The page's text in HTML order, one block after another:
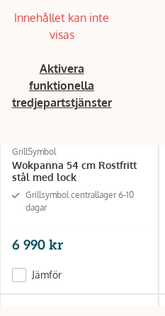
Innehållet kan inte
visas
Aktivera
funktionella
tredjepartstjänster
GrillSymbol
Wokpanna 54 cm Rostfritt
stål med lock
Grillsymbol centrallager 6-10
dagar
6 990 kr
Jämför